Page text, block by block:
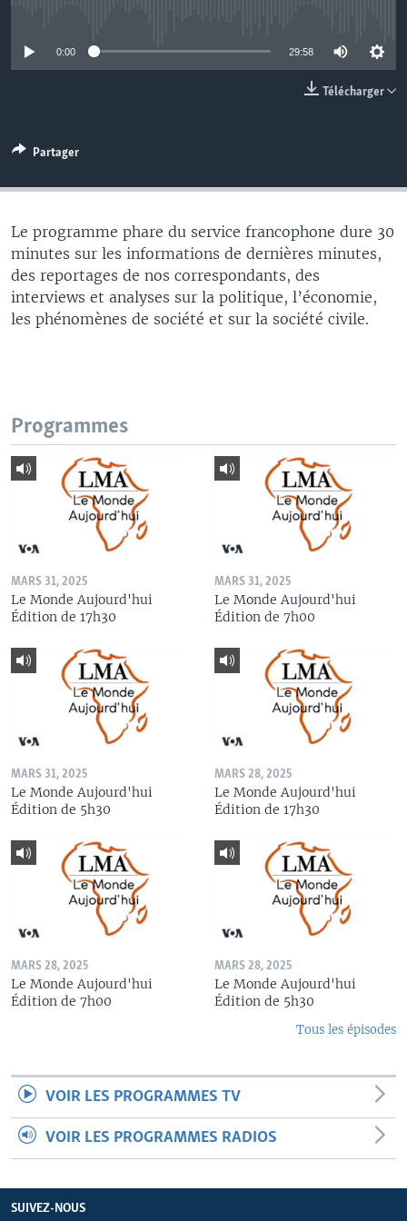
0:00 29:58
Télécharger
Partager
Le programme phare du service francophone dure 30
minutes sur les informations de dernières minutes,
des reportages de nos correspondants, des
interviews et analyses sur la politique, l’économie,
les phénomènes de société et sur la société civile.
Programmes
MARS 31, 2025
Le Monde Aujourd'hui
Édition de 17h30
MARS 31, 2025
Le Monde Aujourd'hui
Édition de 7h00
MARS 31, 2025
Le Monde Aujourd'hui
Édition de 5h30
MARS 28, 2025
Le Monde Aujourd'hui
Édition de 17h30
MARS 28, 2025
Le Monde Aujourd'hui
Édition de 7h00
MARS 28, 2025
Le Monde Aujourd'hui
Édition de 5h30
Tous les épisodes
VOIR LES PROGRAMMES TV
VOIR LES PROGRAMMES RADIOS
SUIVEZ-NOUS